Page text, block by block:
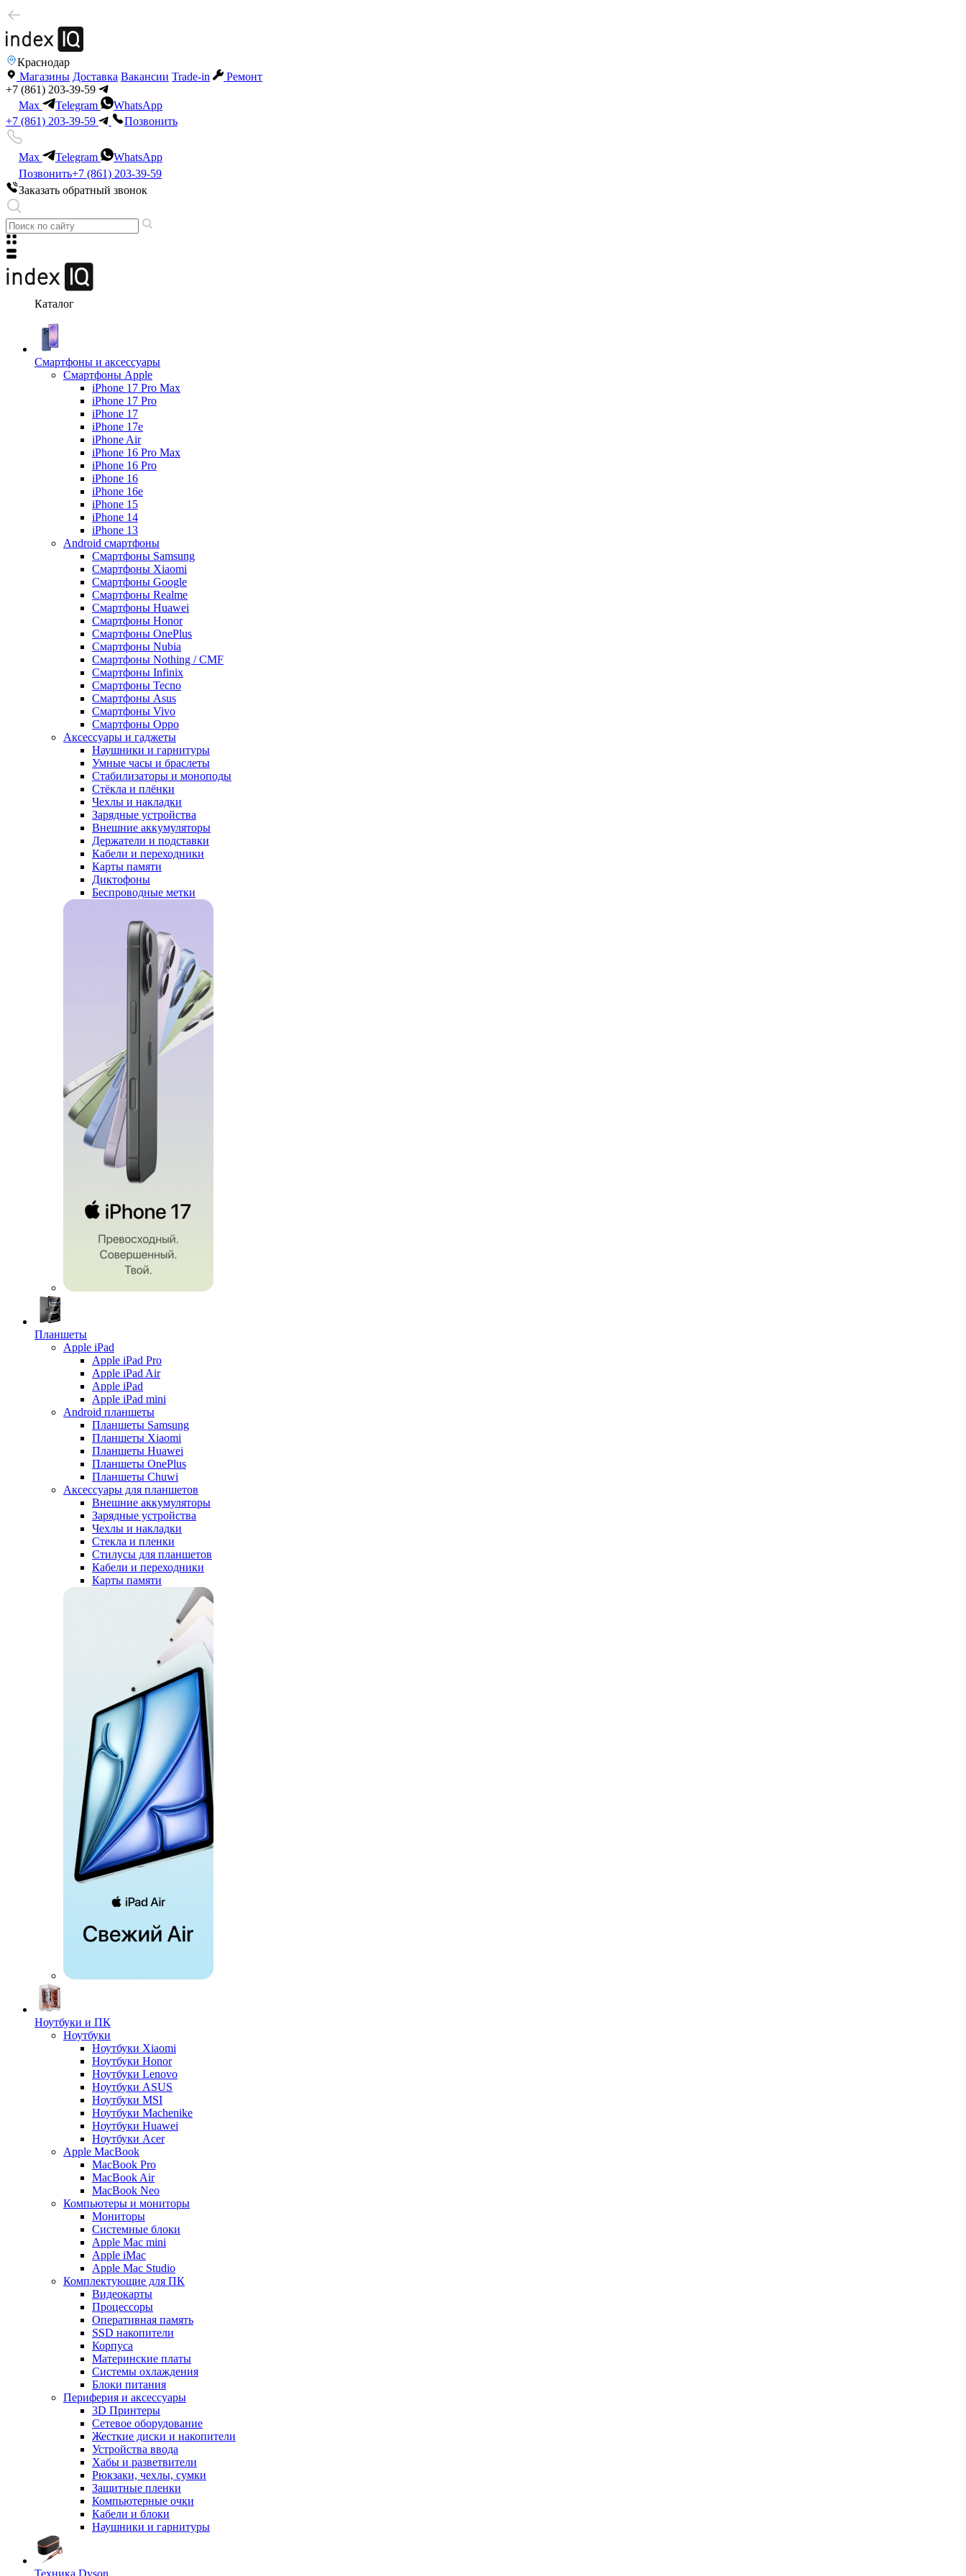
Краснодар
Магазины Доставка Вакансии Trade-in
Ремонт
+7 (861) 203-39-59
Max
Telegram
WhatsApp
+7 (861) 203-39-59
Позвонить
Max Telegram
WhatsApp
Позвонить+7 (861) 203-39-59
Заказать обратный звонок
Каталог
Смартфоны и аксессуары
Смартфоны Apple
iPhone 17 Pro Max
iPhone 17 Pro
iPhone 17
iPhone 17e
iPhone Air
iPhone 16 Pro Max
iPhone 16 Pro
iPhone 16
iPhone 16e
iPhone 15
iPhone 14
iPhone 13
Android cмартфоны
Смартфоны Samsung
Смартфоны Xiaomi
Смартфоны Google
Смартфоны Realme
Смартфоны Huawei
Смартфоны Honor
Смартфоны OnePlus
Смартфоны Nubia
Смартфоны Nothing / CMF
Смартфоны Infinix
Смартфоны Tecno
Смартфоны Asus
Смартфоны Vivo
Смартфоны Oppo
Аксессуары и гаджеты
Наушники и гарнитуры
Умные часы и браслеты
Стабилизаторы и моноподы
Стёкла и плёнки
Чехлы и накладки
Зарядные устройства
Внешние аккумуляторы
Держатели и подставки
Кабели и переходники
Карты памяти
Диктофоны
Беспроводные метки
Планшеты
Apple iPad
Apple iPad Pro
Apple iPad Air
Apple iPad
Apple iPad mini
Android планшеты
Планшеты Samsung
Планшеты Xiaomi
Планшеты Huawei
Планшеты OnePlus
Планшеты Chuwi
Аксессуары для планшетов
Внешние аккумуляторы
Зарядные устройства
Чехлы и накладки
Стекла и пленки
Стилусы для планшетов
Кабели и переходники
Карты памяти
Ноутбуки и ПК
Ноутбуки
Ноутбуки Xiaomi
Ноутбуки Honor
Ноутбуки Lenovo
Ноутбуки ASUS
Ноутбуки MSI
Ноутбуки Machenike
Ноутбуки Huawei
Ноутбуки Acer
Apple MacBook
MacBook Pro
MacBook Air
MacBook Neo
Компьютеры и мониторы
Мониторы
Системные блоки
Apple Mac mini
Apple iMac
Apple Mac Studio
Комплектующие для ПК
Видеокарты
Процессоры
Оперативная память
SSD накопители
Корпуса
Материнские платы
Системы охлаждения
Блоки питания
Периферия и аксессуары
3D Принтеры
Сетевое оборудование
Жесткие диски и накопители
Устройства ввода
Хабы и разветвители
Рюкзаки, чехлы, сумки
Защитные пленки
Компьютерные очки
Кабели и блоки
Наушники и гарнитуры
Техника Dyson